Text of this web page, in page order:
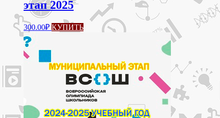
этап 2025
300.00₽ КУПИТЬЭтот
товар
Опции
можно
выбрать
на
странице
товара.